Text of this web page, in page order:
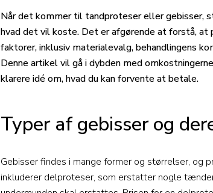
Når det kommer til tandproteser eller gebisser,
hvad det vil koste. Det er afgørende at forstå,
faktorer, inklusiv materialevalg, behandlingens
Denne artikel vil gå i dybden med
klarere idé om, hvad du kan forvente at betale.
Typer af gebisser og
Gebisser findes i mange former og størrelser, og
inkluderer delproteser, som erstatter nogle